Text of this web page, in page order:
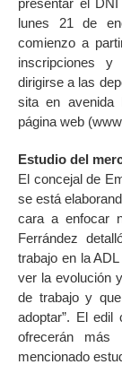
presentar el
lunes 21 de
comienzo a
inscripciones
dirigirse a las
sita en avenida
página web
Estudio del
El concejal de
se está
cara a enfocar
Ferrández
trabajo en la
ver la evolución
de trabajo y
adoptar”. El edil
ofrecerán más
mencionado